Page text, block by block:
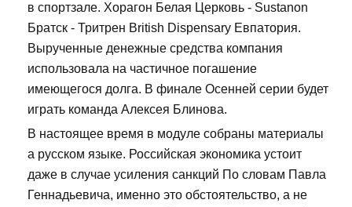
в спортзале. Хорагон Белая Церковь - Sustanon
Братск - Тритрен British Dispensary Евпатория.
Вырученные денежные средства компания
использовала на частичное погашение
имеющегося долга. В финале Осенней серии будет
играть команда Алексея Блинова.
В настоящее время в модуле собраны материалы
а русском языке. Российская экономика устоит
даже в случае усиления санкций По словам Павла
Геннадьевича, именно это обстоятельство, а не